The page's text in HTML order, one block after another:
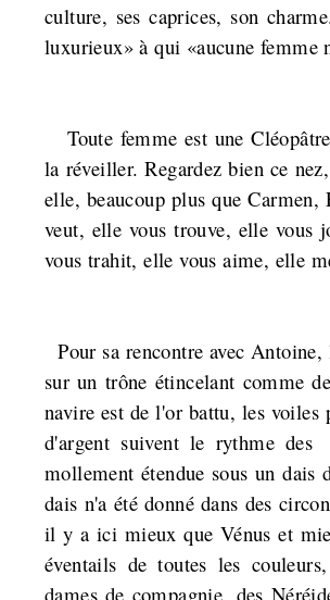
culture, ses caprices, son
luxurieux» à qui «aucune femme
Toute femme est une
la réveiller. Regardez bien ce
elle, beaucoup plus que
veut, elle vous trouve, elle vous
vous trahit, elle vous aime, elle
Pour sa rencontre avec
sur un trône étincelant comme
navire est de l'or battu, les voiles
d'argent suivent le rythme des
mollement étendue sous un dais
dais n'a été donné dans des
il y a ici mieux que Vénus et
éventails de toutes les
dames de compagnie, des